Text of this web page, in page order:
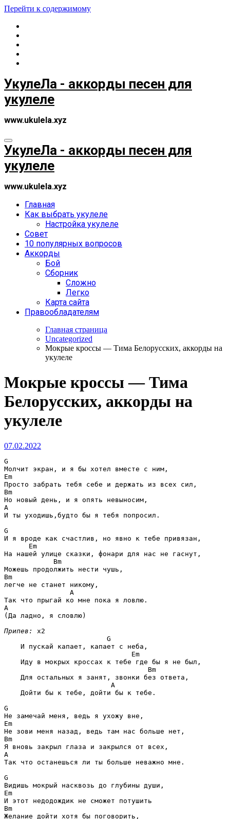
Перейти к содержимому
УкулеЛа - аккорды песен для
укулеле
www.ukulela.xyz
УкулеЛа - аккорды песен для
укулеле
www.ukulela.xyz
Главная
Как выбрать укулеле
Настройка укулеле
Совет
10 популярных вопросов
Аккорды
Бой
Сборник
Сложно
Легко
Карта сайта
Правообладателям
Главная страница
Uncategorized
Мокрые кроссы — Тима Белорусских, аккорды на
укулеле
Мокрые кроссы — Тима
Белорусских, аккорды на
укулеле
07.02.2022
G
Em
Bm
A
И ты уходишь,будто бы я тебя попросил.
G
И я вроде как счастлив, но явно к тебе привязан,
Em
На нашей улице сказки, фонари для нас не гаснут,
Bm
Bm
легче не станет никому,
A
A
(Да ладно, я словлю)
Припев:
x2
G
    И пускай капает, капает с неба,
Em
    Иду в мокрых кроссах к тебе где бы я не был,
Bm
    Для остальных я занят, звонки без ответа,
A
    Дойти бы к тебе, дойти бы к тебе.
G
Em
Bm
A
Так что останешься ли ты больше неважно мне.
G
Em
Bm